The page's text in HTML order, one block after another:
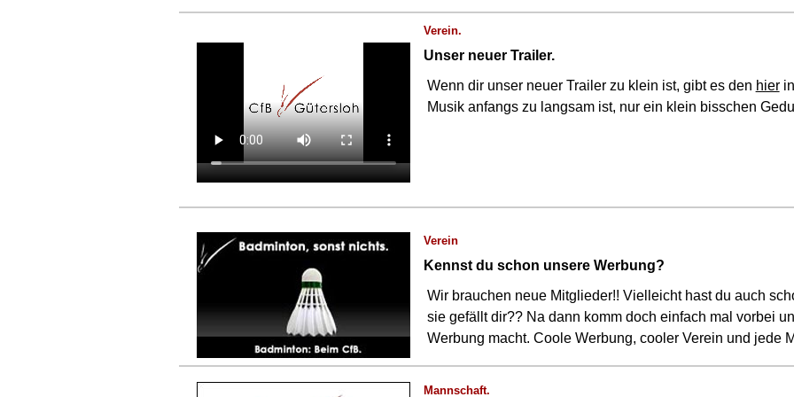
Verein.
Unser neuer Trailer.
Wenn dir unser neuer Trailer zu klein ist, gibt es den hierin
Musik anfangs zu langsam ist, nur ein klein bisschen
Verein
Kennst du schon unsere Werbung?
Wir brauchen neue Mitglieder!! Vielleicht hast du auch
sie gefällt dir?? Na dann komm doch einfach mal vorbei
Werbung macht. Coole Werbung, cooler Verein und jede
Mannschaft.